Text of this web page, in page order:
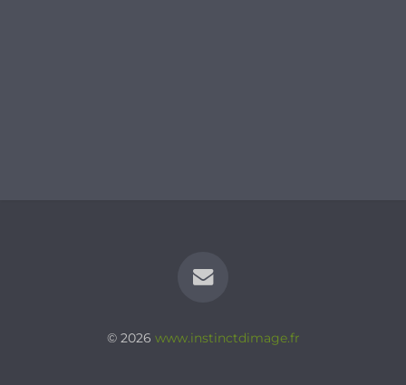
© 2026 www.instinctdimage.fr